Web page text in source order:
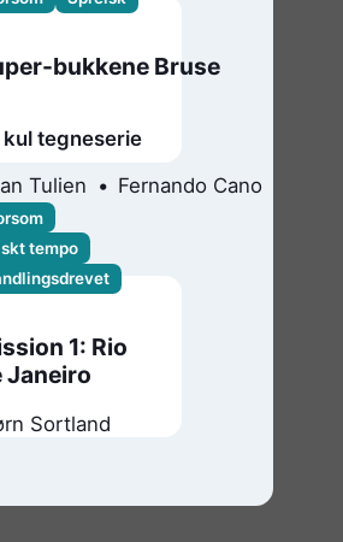
bukkene Bruse
kul tegneserie
Tulien
Fernando Cano
tempo
1: Rio
Janeiro
Sortland